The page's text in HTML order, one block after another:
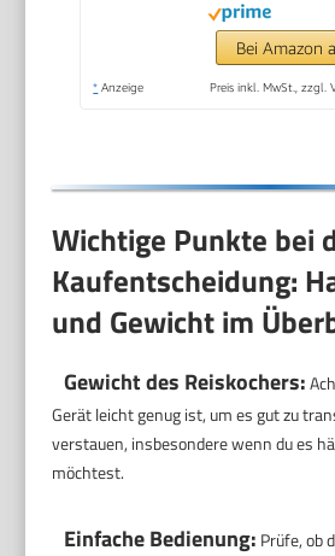
| Glasdeckel |
Reislöffel +
Messbecher |
Bei Amazon
* Anzeige Preis inkl. MwSt., zzgl.
Wichtige Punkte bei
Kaufentscheidung:
und Gewicht im
Gewicht des Reiskochers:
Gerät leicht genug ist, um es gut zu
verstauen, insbesondere wenn du es
möchtest.
Einfache Bedienung: Prüfe, ob